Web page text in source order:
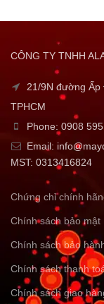
CÔNG TY TNHH
21/9N đường Ấp
TPHCM
Phone: 0908
Email:
MST: 0313416824
Chứng chỉ chính
Chính sách bảo mật
Chính sách bảo
Chính sách thanh
Chính sách giao